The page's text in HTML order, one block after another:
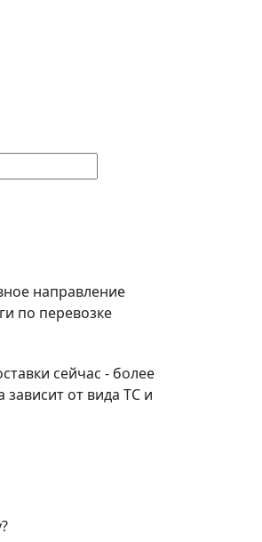
направление
по перевозке
сейчас - более
от вида ТС и